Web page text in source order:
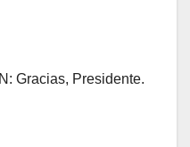
Gracias, Presidente.